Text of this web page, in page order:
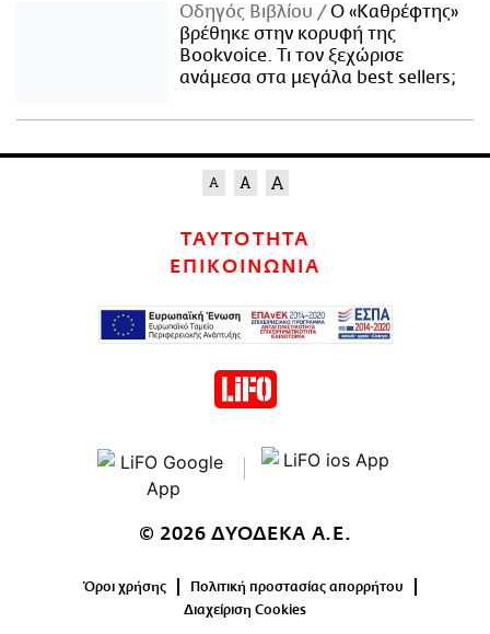
Οδηγός Βιβλίου
Ο «Καθρέφτης»
βρέθηκε στην κορυφή της
Bookvoice. Τι τον ξεχώρισε
ανάμεσα στα μεγάλα best sellers;
ΤΑΥΤΟΤΗΤΑ
ΕΠΙΚΟΙΝΩΝΙΑ
© 2026 ΔΥΟΔΕΚΑ Α.Ε.
Όροι χρήσης
Πολιτική προστασίας απορρήτου
Διαχείριση Cookies